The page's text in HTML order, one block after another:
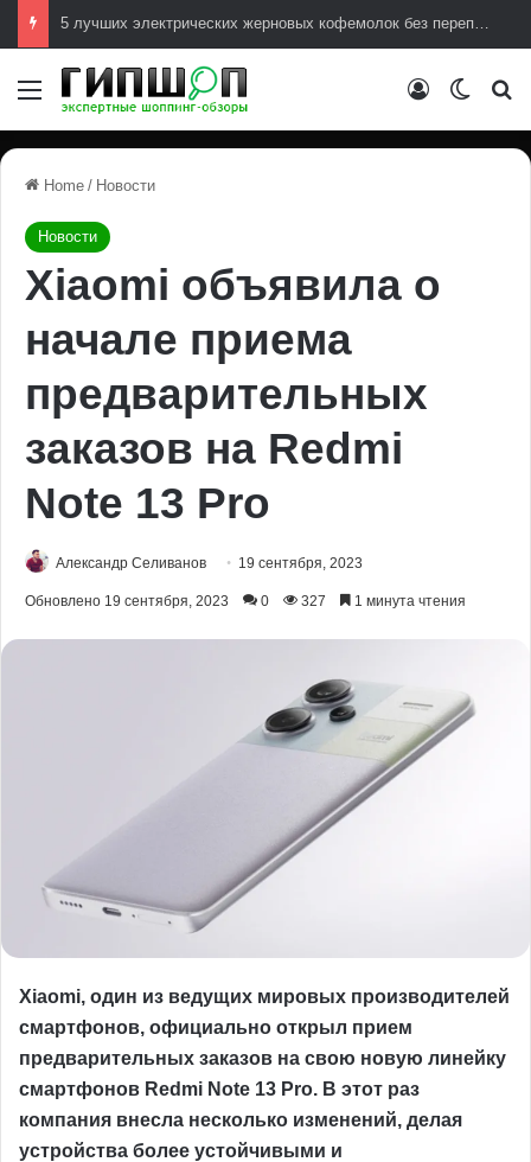
5 лучших электрических жерновых кофемолок без переплат
Меню
Home / Новости
Новости
Xiaomi объявила о
начале приема
предварительных
заказов на Redmi
Note 13 Pro
Александр Селиванов 19 сентября, 2023
Обновлено 19 сентября, 2023 0 327 1 минута чтения
Xiaomi, один из ведущих мировых производителей
смартфонов, официально открыл прием
предварительных заказов на свою новую линейку
смартфонов Redmi Note 13 Pro. В этот раз
компания внесла несколько изменений, делая
устройства более устойчивыми и